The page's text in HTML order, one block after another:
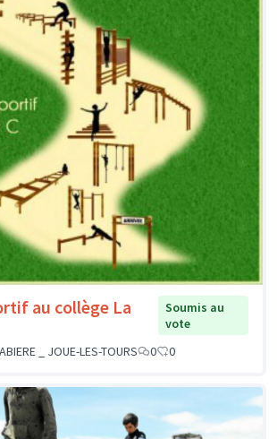
au collège La
Soumis au
vote
_ JOUE-LES-TOURS
0 0